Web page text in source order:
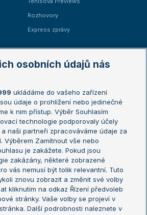
Rozhovory
Express zprávy
Australian Open
French Open
Wimbledon
US Open
Turnaj mistrů
Turnaj mistryň
osobních údajů nás
ukládáme do vašeho zařízení
údaje o prohlížení nebo jedinečné
k nim přístup. Výběr Souhlasím
technologie podporovaly účely
naši partneři zpracováváme údaje za
Výběrem Zamítnout vše nebo
je zakážete. Pokud jsou
zakázány, některé zobrazené
vás nemusí být tolik relevantní. Tuto
znovu zobrazit a změnit své volby
kliknutím na odkaz Řízení předvoleb
stránky. Vaše volby se projeví v
Další podrobnosti naleznete v